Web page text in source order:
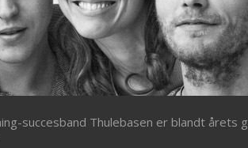
succesband Thulebasen er blandt årets